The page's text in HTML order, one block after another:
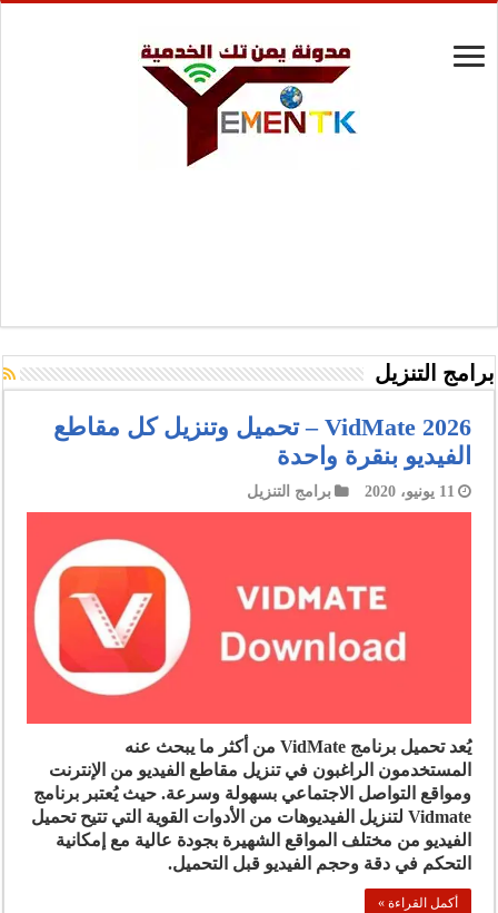
برامج التنزيل
VidMate 2026 – تحميل وتنزيل كل مقاطع
الفيديو بنقرة واحدة
11 يونيو، 2020 برامج التنزيل
يُعد تحميل برنامج VidMate من أكثر ما يبحث عنه
المستخدمون الراغبون في تنزيل مقاطع الفيديو من الإنترنت
ومواقع التواصل الاجتماعي بسهولة وسرعة. حيث يُعتبر برنامج
Vidmate لتنزيل الفيديوهات من الأدوات القوية التي تتيح تحميل
الفيديو من مختلف المواقع الشهيرة بجودة عالية مع إمكانية
التحكم في دقة وحجم الفيديو قبل التحميل.
أكمل القراءة »